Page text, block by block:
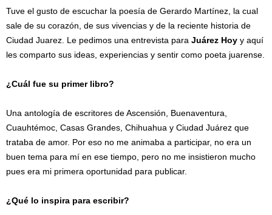
Tuve el gusto de escuchar la poesía de Gerardo Martínez, la cual
sale de su corazón, de sus vivencias y de la reciente historia de
Ciudad Juarez. Le pedimos una entrevista para Juárez Hoy y aquí
les comparto sus ideas, experiencias y sentir como poeta juarense.
¿Cuál fue su primer libro?
Una antología de escritores de Ascensión, Buenaventura,
Cuauhtémoc, Casas Grandes, Chihuahua y Ciudad Juárez que
trataba de amor. Por eso no me animaba a participar, no era un
buen tema para mí en ese tiempo, pero no me insistieron mucho
pues era mi primera oportunidad para publicar.
¿Qué lo inspira para escribir?